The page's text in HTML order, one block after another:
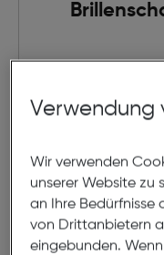
In den
Verwendung
Wir verwenden
unserer Website zu
an Ihre Bedürfnisse
von Drittanbietern
eingebunden.